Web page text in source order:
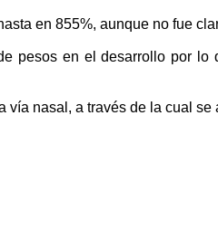
en 855%, aunque no fue
pesos en el desarrollo por
nasal, a través de la cual